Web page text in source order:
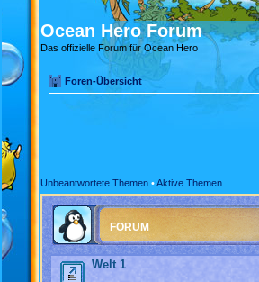
Ocean Hero Forum
Das offizielle Forum für Ocean Hero
Foren-Übersicht
Unbeantwortete Themen •Aktive Themen
FORUM
Welt 1